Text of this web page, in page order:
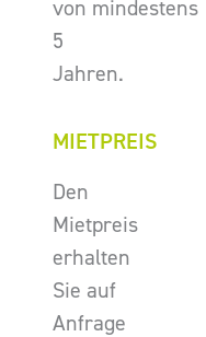
von mindestens
5
Jahren.
MIETPREIS
Den
Mietpreis
erhalten
Sie auf
Anfrage